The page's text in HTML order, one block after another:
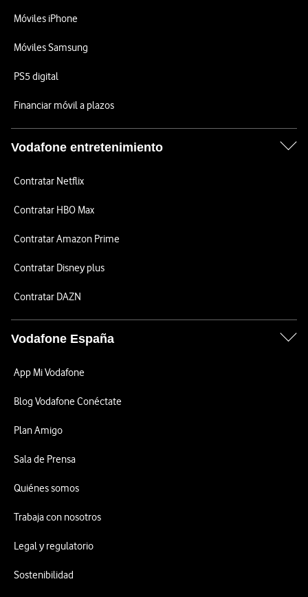
Móviles iPhone
Móviles Samsung
PS5 digital
Financiar móvil a plazos
Vodafone entretenimiento
Contratar Netflix
Contratar HBO Max
Contratar Amazon Prime
Contratar Disney plus
Contratar DAZN
Vodafone España
App Mi Vodafone
Blog Vodafone Conéctate
Plan Amigo
Sala de Prensa
Quiénes somos
Trabaja con nosotros
Legal y regulatorio
Sostenibilidad